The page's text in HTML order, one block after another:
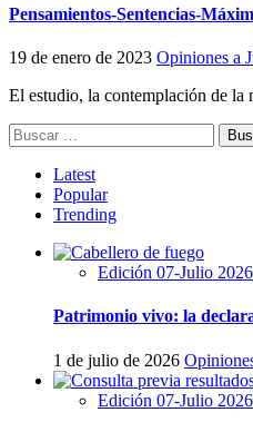
Pensamientos-Sentencias-
19 de enero de 2023 Opiniones a
El estudio, la contemplación de la
Buscar:
Latest
Popular
Trending
Edición 07-Julio 2026
Patrimonio vivo: la
1 de julio de 2026
Edición 07-Julio 2026